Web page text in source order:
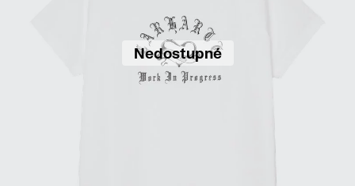
Nedostupné